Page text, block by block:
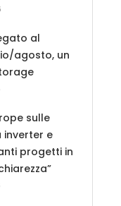
al
agosto, un
sulle
inverter e
progetti in